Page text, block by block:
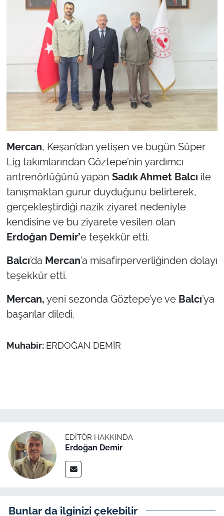
Mercan, Keşan’dan yetişen ve bugün Süper
Lig takımlarından Göztepe’nin yardımcı
antrenörlüğünü yapan Sadık Ahmet Balcı ile
tanışmaktan gurur duyduğunu belirterek,
gerçekleştirdiği nazik ziyaret nedeniyle
kendisine ve bu ziyarete vesilen olan
Erdoğan Demir’e teşekkür etti.
Balcı’da Mercan’a misafirperverliğinden dolayı
teşekkür etti.
Mercan, yeni sezonda Göztepe’ye ve Balcı’ya
başarılar diledi.
Muhabir: ERDOĞAN DEMİR
EDITÖR HAKKINDA
Erdoğan Demir
Bunlar da ilginizi çekebilir
Dış Haberler
Magazin
İş Dünyası
Bilim Teknoloji
English News
Canlı Maç
Finans
Genel-A
Gündem-Eğitim